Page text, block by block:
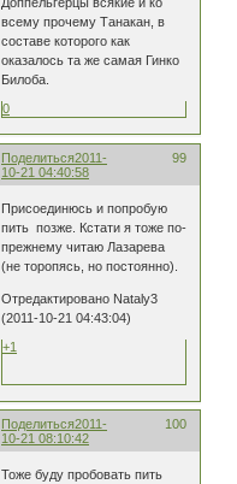
всему прочему Танакан, в
составе которого как
оказалось та же самая Гинко
Билоба.
0
Поделиться 99
2011-
10-21 04:40:58
Присоединюсь и попробую
пить позже. Кстати я тоже по-
прежнему читаю Лазарева
(не торопясь, но постоянно).
Отредактировано Nataly3
(2011-10-21 04:43:04)
+1
Поделиться 100
2011-
10-21 08:10:42
Тоже буду пробовать пить